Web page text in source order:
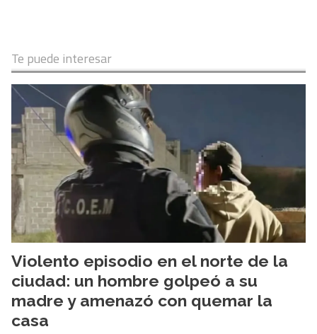
Te puede interesar
Violento episodio en el norte de la
ciudad: un hombre golpeó a su
madre y amenazó con quemar la
casa